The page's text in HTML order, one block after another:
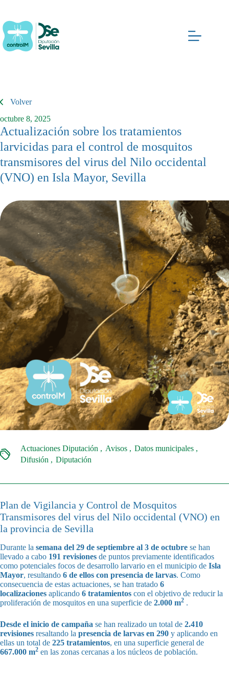
contenido
Volver
octubre 8, 2025
Actualización sobre los tratamientos
larvicidas para el control de mosquitos
transmisores del virus del Nilo occidental
(VNO) en Isla Mayor, Sevilla
Actuaciones Diputación Avisos
Datos municipales
Difusión
Diputación
Plan de Vigilancia y Control de Mosquitos
Transmisores del virus del Nilo occidental (VNO) en
la provincia de Sevilla
Durante la semana del 29 de septiembre al 3 de octubre se han
llevado a cabo 191 revisiones de puntos previamente identificados
como potenciales focos de desarrollo larvario en el municipio de Isla
Mayor, resultando 6 de ellos con presencia de larvas. Como
consecuencia de estas actuaciones, se han tratado 6
localizaciones aplicando 6 tratamientos con el objetivo de reducir la
proliferación de mosquitos en una superficie de 2.000 m2 .
Desde el inicio de campaña se han realizado un total de 2.410
revisiones resaltando la presencia de larvas en 290 y aplicando en
ellas un total de 225 tratamientos, en una superficie general de
667.000 m2 en las zonas cercanas a los núcleos de población.